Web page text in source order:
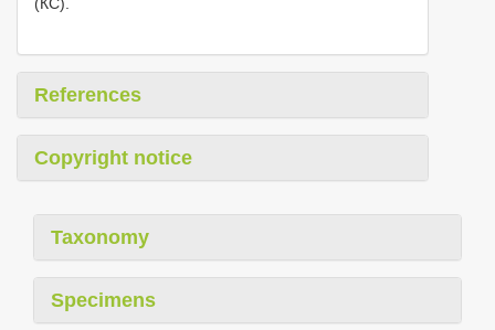
References
Copyright notice
Taxonomy
Specimens